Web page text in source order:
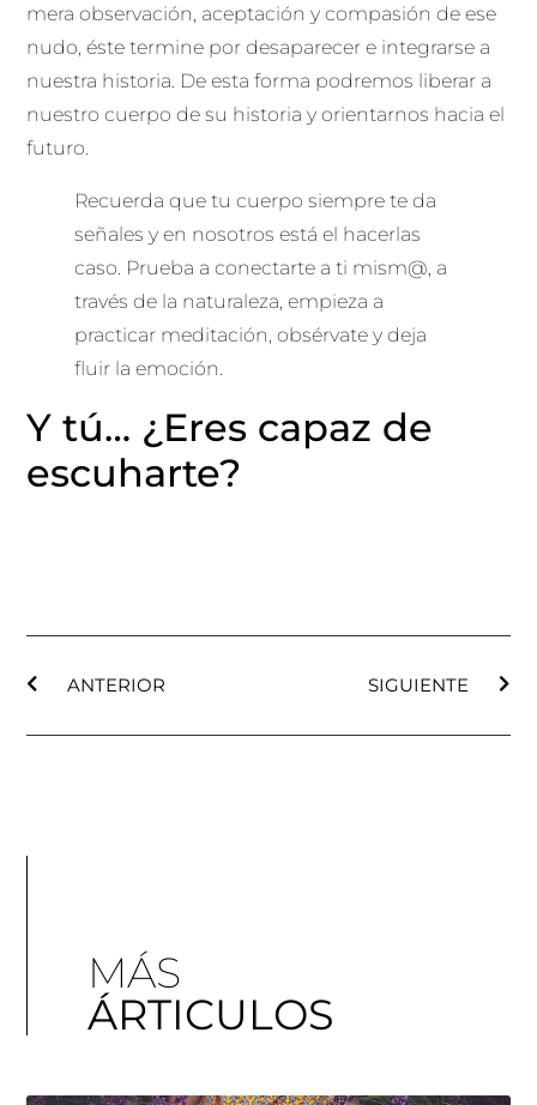
mera observación, aceptación y compasión de ese
nudo, éste termine por desaparecer e integrarse a
nuestra historia. De esta forma podremos liberar a
nuestro cuerpo de su historia y orientarnos hacia el
futuro.
Recuerda que tu cuerpo siempre te da
señales y en nosotros está el hacerlas
caso. Prueba a conectarte a ti mism@, a
través de la naturaleza, empieza a
practicar meditación, obsérvate y deja
fluir la emoción.
Y tú… ¿Eres capaz de
escuharte?
ANTERIOR SIGUIENTE
MÁS
ÁRTICULOS